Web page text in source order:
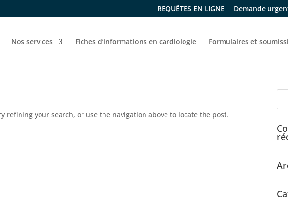
REQUÊTES EN LIGNE Demande
Nos services Fiches d’informations en cardiologie Formulaires et
refining your search, or use the navigation above to locate the post.